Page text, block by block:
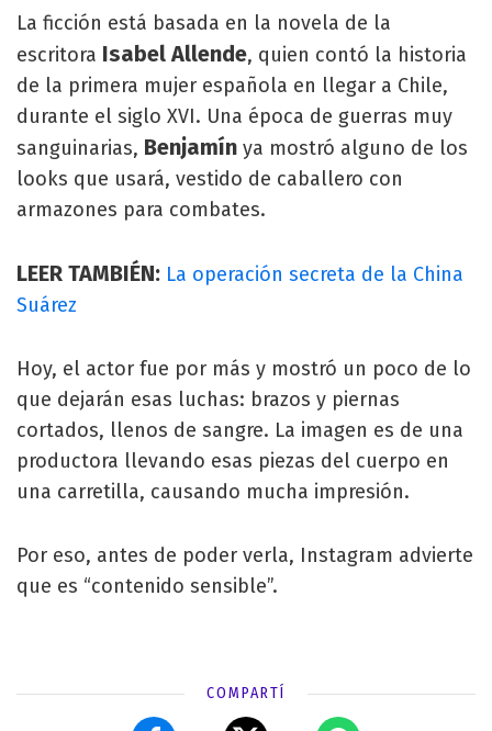
La ficción está basada en la novela de la
escritora Isabel Allende, quien contó la historia
de la primera mujer española en llegar a Chile,
durante el siglo XVI. Una época de guerras muy
sanguinarias, Benjamín ya mostró alguno de los
looks que usará, vestido de caballero con
armazones para combates.
LEER TAMBIÉN: La operación secreta de la China
Suárez
Hoy, el actor fue por más y mostró un poco de lo
que dejarán esas luchas: brazos y piernas
cortados, llenos de sangre. La imagen es de una
productora llevando esas piezas del cuerpo en
una carretilla, causando mucha impresión.
Por eso, antes de poder verla, Instagram advierte
que es “contenido sensible”.
COMPARTÍ